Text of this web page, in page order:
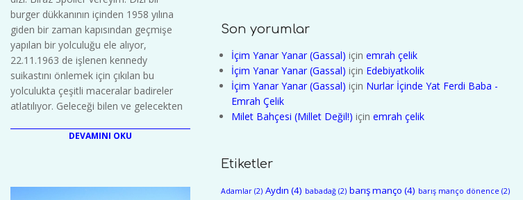
burger dükkanının içinden 1958 yılına
giden bir zaman kapısından geçmişe
yapılan bir yolculuğu ele alıyor,
22.11.1963 de işlenen kennedy
suikastını önlemek için çıkılan bu
yolculukta çeşitli maceralar badireler
atlatılıyor. Geleceği bilen ve gelecekten
DEVAMINI OKU
Son yorumlar
İçim Yanar Yanar (Gassal) için emrah çelik
İçim Yanar Yanar (Gassal) için Edebiyatkolik
İçim Yanar Yanar (Gassal) için Nurlar İçinde Yat Ferdi Baba -
Emrah Çelik
Milet Bahçesi (Millet Değil!) için emrah çelik
Etiketler
Adamlar (2) Aydın (4) babadağ (2) barış manço (4) barış manço dönence (2)